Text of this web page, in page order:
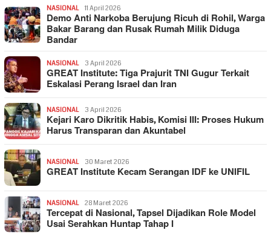
NASIONAL 11 April 2026
Demo Anti Narkoba Berujung Ricuh di Rohil, Warga
Bakar Barang dan Rusak Rumah Milik Diduga
Bandar
NASIONAL 3 April 2026
GREAT Institute: Tiga Prajurit TNI Gugur Terkait
Eskalasi Perang Israel dan Iran
NASIONAL 3 April 2026
Kejari Karo Dikritik Habis, Komisi III: Proses Hukum
Harus Transparan dan Akuntabel
NASIONAL 30 Maret 2026
GREAT Institute Kecam Serangan IDF ke UNIFIL
NASIONAL 28 Maret 2026
Tercepat di Nasional, Tapsel Dijadikan Role Model
Usai Serahkan Huntap Tahap I